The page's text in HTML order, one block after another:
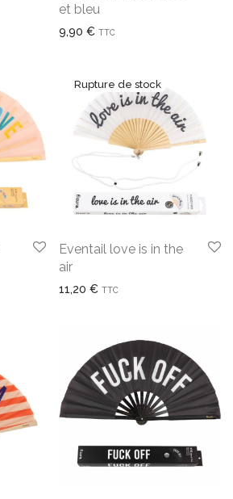
et bleu
9,90 € TTC
Eventail love is in the
air
11,20 € TTC